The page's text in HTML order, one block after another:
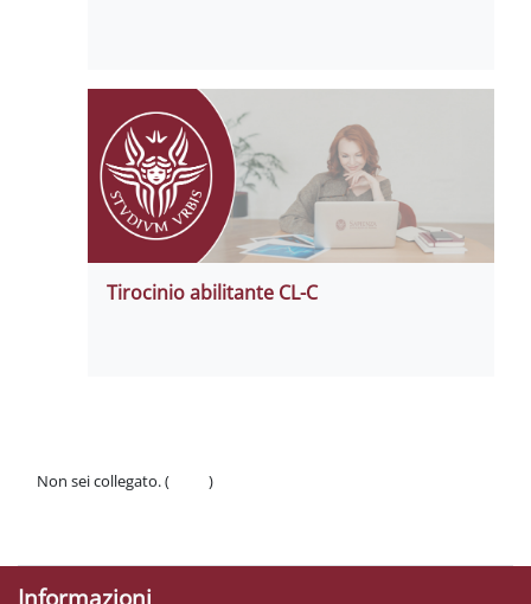
Tirocinio abilitante CL-C
Non sei collegato. (
)